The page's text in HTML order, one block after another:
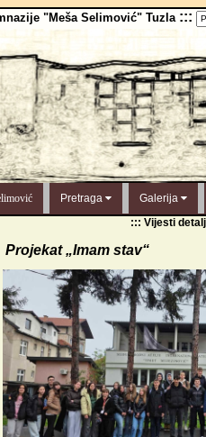
"Meša Selimović" Tuzla :::
Pretraga Galerija
::: Vijesti
Projekat „Imam stav“